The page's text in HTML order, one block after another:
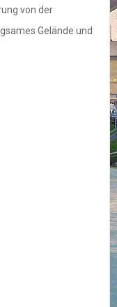
von der
Gelände und